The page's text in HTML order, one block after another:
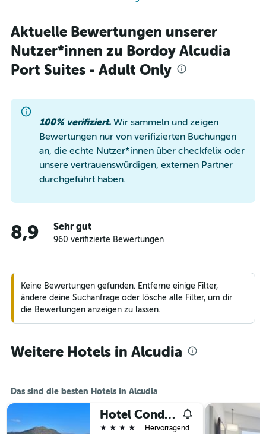
Aktuelle Bewertungen unserer
Nutzer*innen zu Bordoy Alcudia
Port Suites - Adult Only
100% verifiziert. Wir sammeln und zeigen
Bewertungen nur von verifizierten Buchungen
an, die echte Nutzer*innen über checkfelix oder
unsere vertrauenswürdigen, externen Partner
durchgeführt haben.
8,9 Sehr gut
960 verifizierte Bewertungen
Keine Bewertungen gefunden. Entferne einige Filter,
ändere deine Suchanfrage oder lösche alle Filter, um dir
die Bewertungen anzeigen zu lassen.
Weitere Hotels in Alcudia
Das sind die besten Hotels in Alcudia
Hotel Condesa
4 Sterne
Hervorragend